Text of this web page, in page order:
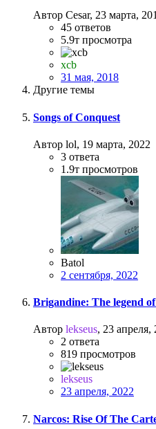
Автор Cesar, 23 марта,
45 ответов
5.9т просмотра
xcb
31 мая, 2018
Другие темы
Songs of Conquest
Автор lol, 19 марта, 2022
3 ответа
1.9т просмотров
Batol
2 сентября, 2022
Brigandine: The legend
Автор lekseus, 23 апреля,
2 ответа
819 просмотров
lekseus
23 апреля, 2022
Narcos: Rise Of The